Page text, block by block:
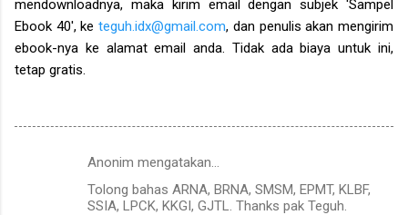
mendownloadnya, maka kirim email dengan subjek 'Sampel
Ebook 40', keteguh.idx@gmail.com, dan penulis akan mengirim
ebook-nya ke alamat email anda. Tidak ada biaya untuk ini,
tetap gratis.
Anonim mengatakan…
Tolong bahas ARNA, BRNA, SMSM, EPMT, KLBF,
SSIA, LPCK, KKGI, GJTL. Thanks pak Teguh.